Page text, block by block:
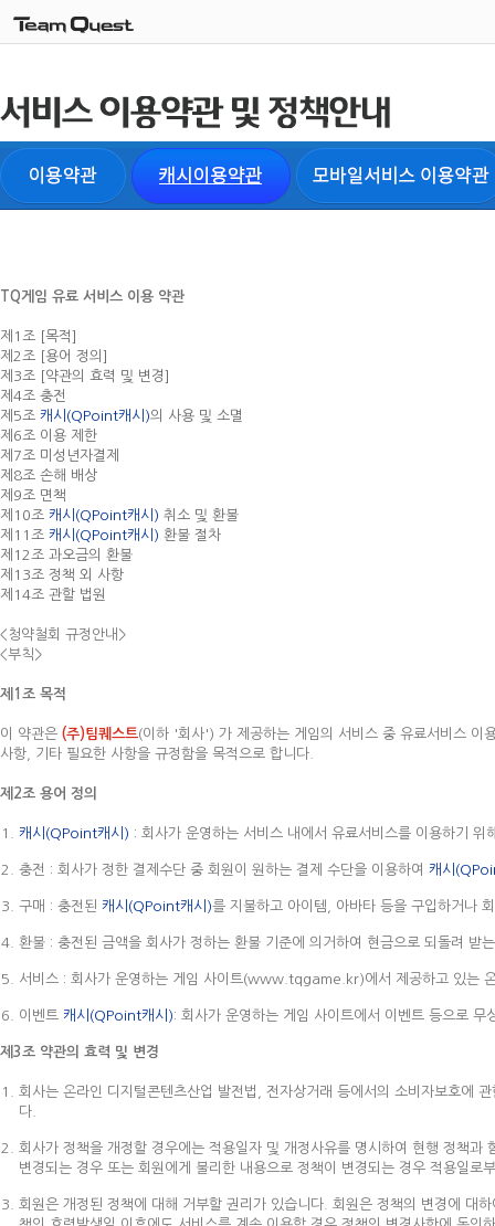
TQ게임 유료 서비스 이용 약관
제1조 [목적]
제2조 [용어 정의]
제3조 [약관의 효력 및 변경]
제4조 충전
제5조 캐시(QPoint캐시)의 사용 및 소멸
제6조 이용 제한
제7조 미성년자결제
제8조 손해 배상
제9조 면책
제10조 캐시(QPoint캐시) 취소 및 환불
제11조 캐시(QPoint캐시) 환불 절차
제12조 과오금의 환불
제13조 정책 외 사항
제14조 관할 법원
<청약철회 규정안내>
<부칙>
제1조 목적
이 약관은 (주)팀퀘스트(이하 '회사') 가 제공하는 게임의 서비스 중 유료서비스 이
사항, 기타 필요한 사항을 규정함을 목적으로 합니다.
제2조 용어 정의
캐시(QPoint캐시) : 회사가 운영하는 서비스 내에서 유료서비스를 이용하기
충전 : 회사가 정한 결제수단 중 회원이 원하는 결제 수단을 이용하여 캐시
구매 : 충전된 캐시(QPoint캐시)를 지불하고 아이템, 아바타 등을 구입하거나
환불 : 충전된 금액을 회사가 정하는 환불 기준에 의거하여 현금으로 되돌려 받
서비스 : 회사가 운영하는 게임 사이트(www.tqgame.kr)에서 제공하고 있는
이벤트 캐시(QPoint캐시): 회사가 운영하는 게임 사이트에서 이벤트 등으로
제3조 약관의 효력 및 변경
회사는 온라인 디지털콘텐츠산업 발전법, 전자상거래 등에서의 소비자보호에
다.
회사가 정책을 개정할 경우에는 적용일자 및 개정사유를 명시하여 현행 정책
변경되는 경우 또는 회원에게 불리한 내용으로 정책이 변경되는 경우 적용일로
회원은 개정된 정책에 대해 거부할 권리가 있습니다. 회원은 정책의 변경에 대